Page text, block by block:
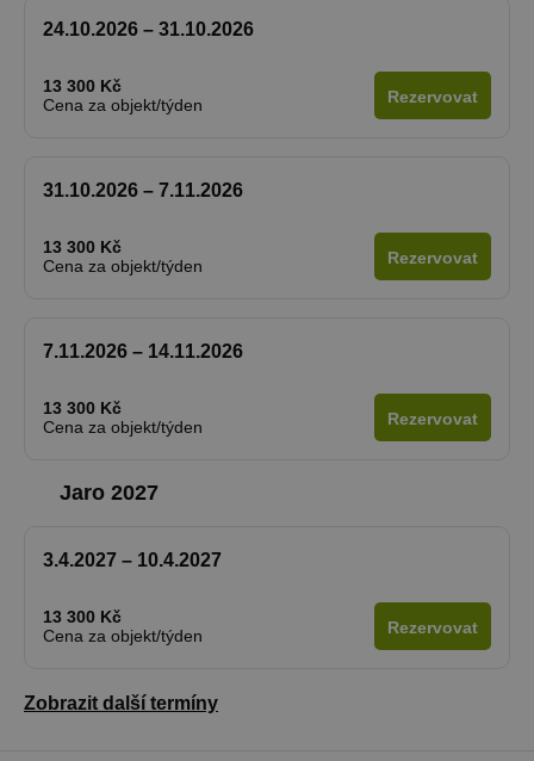
24.10.2026 – 31.10.2026
13 300 Kč
Cena za objekt/týden
Rezervovat
31.10.2026 – 7.11.2026
13 300 Kč
Cena za objekt/týden
Rezervovat
7.11.2026 – 14.11.2026
13 300 Kč
Cena za objekt/týden
Rezervovat
Jaro 2027
3.4.2027 – 10.4.2027
13 300 Kč
Cena za objekt/týden
Rezervovat
Zobrazit další termíny